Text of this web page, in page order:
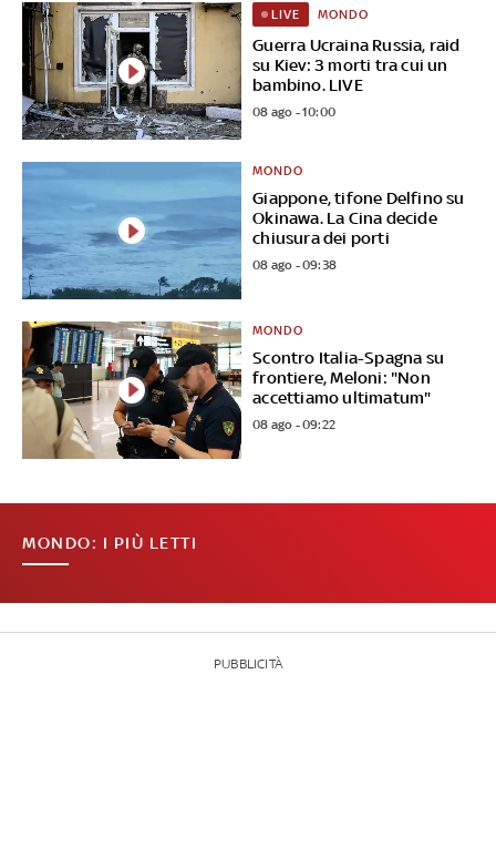
Guerra Ucraina Russia, raid
su Kiev: 3 morti tra cui un
bambino. LIVE
LIVE MONDO
08 ago - 10:00
Giappone, tifone Delfino su
Okinawa. La Cina decide
chiusura dei porti
MONDO
08 ago - 09:38
Scontro Italia-Spagna su
frontiere, Meloni: "Non
accettiamo ultimatum"
MONDO
08 ago - 09:22
MONDO: I PIÙ LETTI
PUBBLICITÀ